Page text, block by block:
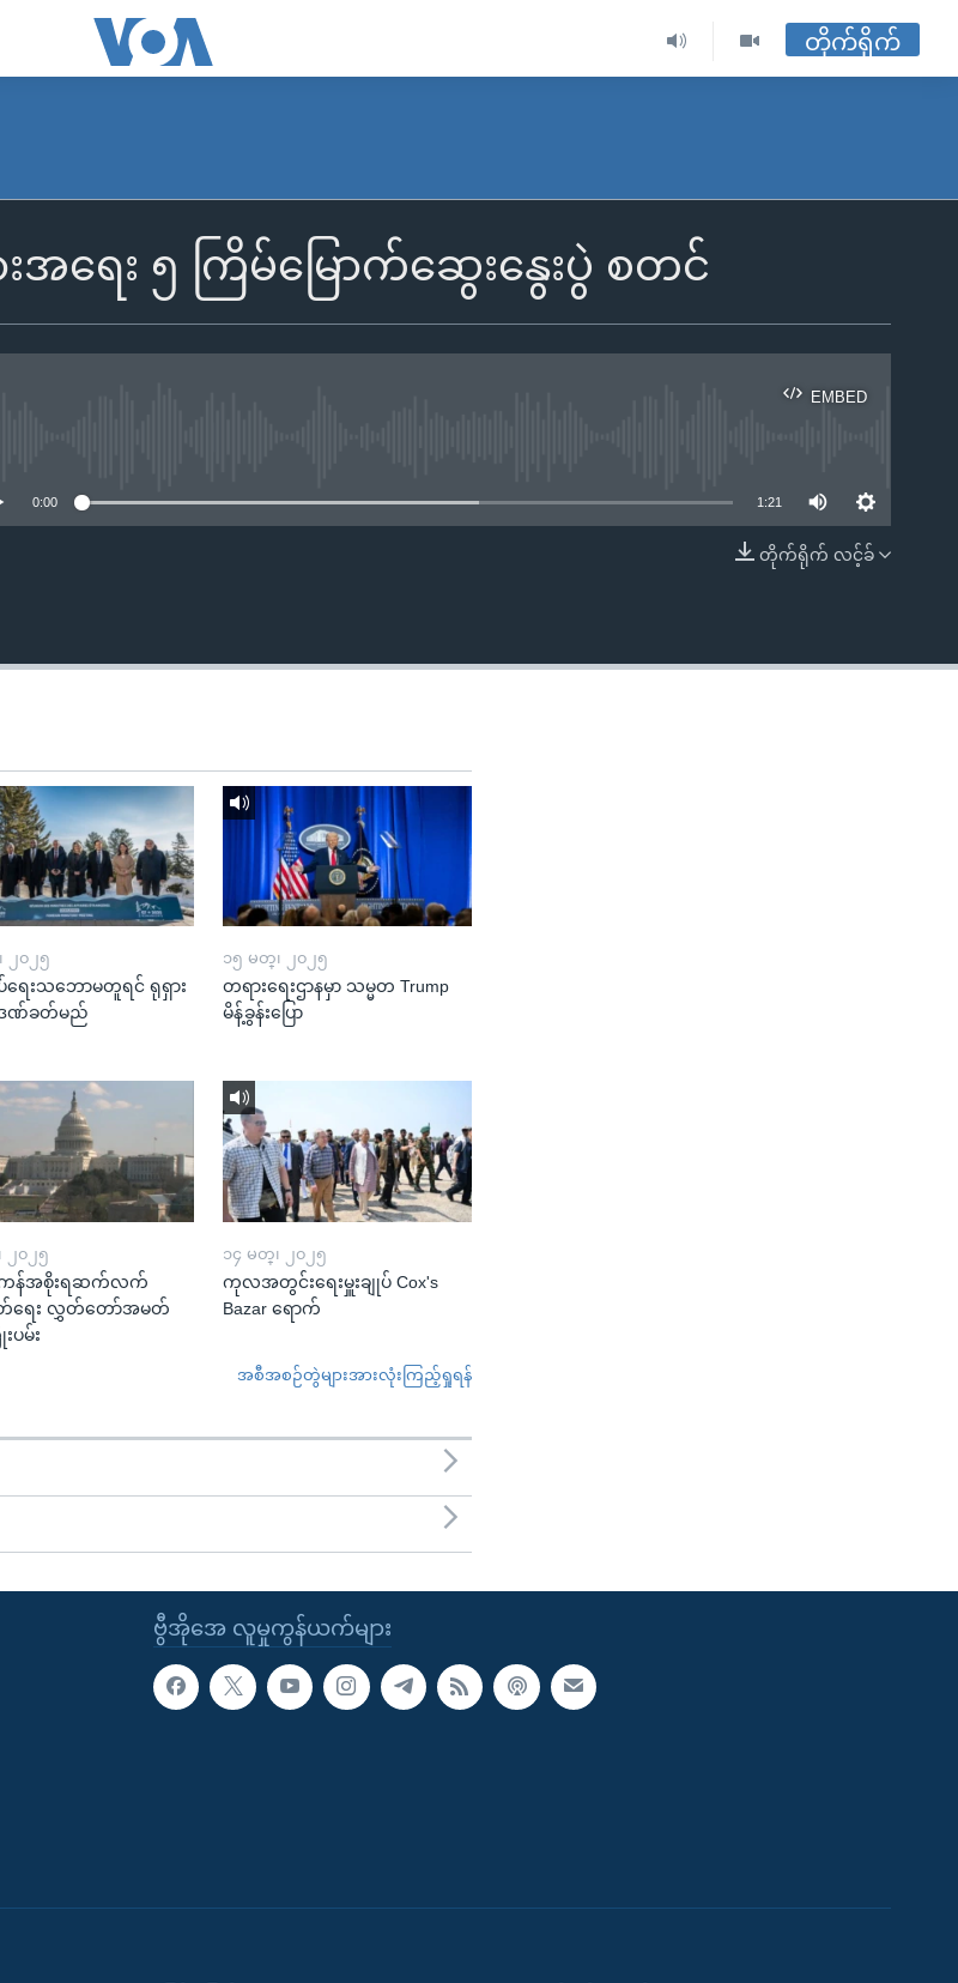
တိုက်ရိုက်
ရေး ၅ ကြိမ်မြောက်ဆွေးနွေးပွဲ စတင်
EMBED
EMBED
0:00 1:21
တိုက်ရိုက် လင့်ခ်
၂၀၂၅
ရေးသဘောမတူရင် ရုရှား
ဒဏ်ခတ်မည်
၁၅ မတ္၊ ၂၀၂၅
တရားရေးဌာနမှာ သမ္မတ Trump
မိန့်ခွန်းပြော
၂၀၂၅
န်အစိုးရဆက်လက်
ေး လွှတ်တော်အမတ်
ပမ်း
၁၄ မတ္၊ ၂၀၂၅
ကုလအတွင်းရေးမှူးချုပ် Cox's
Bazar ရောက်
အစီအစဉ်တွဲများအားလုံးကြည့်ရှုရန်
ဗွီအိုအေ လူမှုကွန်ယက်များ